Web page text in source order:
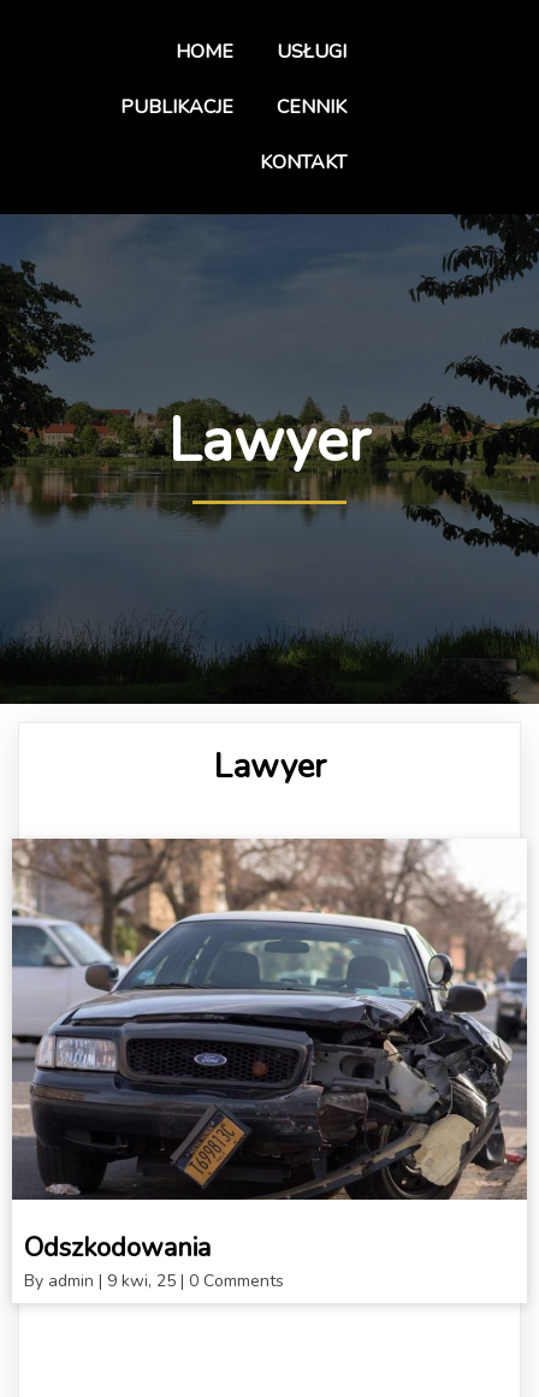
HOME USŁUGI
PUBLIKACJE CENNIK
KONTAKT
Lawyer
Lawyer
Odszkodowania
By admin | 9 kwi, 25 | 0 Comments